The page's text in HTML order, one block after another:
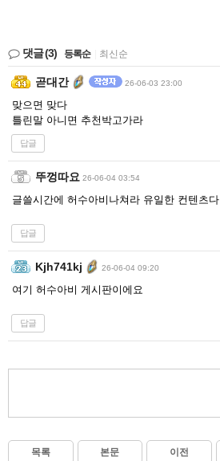
댓글(3) 등록순 최신순
곧대간 26-06-03 23:00
맞으면 맞다
틀린말 아니면 추천박고가라
답글
뚜껑따요 26-06-04 03:54
글쓸시간에 허수아비나쳐라 유일한 컨텐츠다
답글
Kjh741kj 26-06-04 09:20
여기 허수아비 게시판이에요
답글
목록 본문 이전